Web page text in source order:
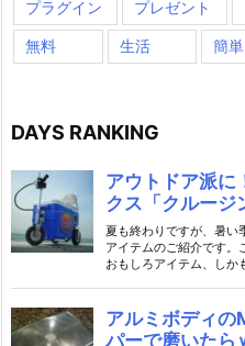
プラグイン プレゼント
無料 生活 簡単
DAYS RANKING